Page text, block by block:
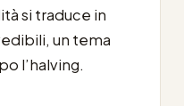
si traduce in
un tema
l’halving.